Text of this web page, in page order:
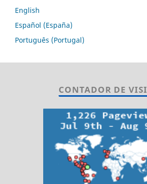
English
Español (España)
Português (Portugal)
CONTADOR DE